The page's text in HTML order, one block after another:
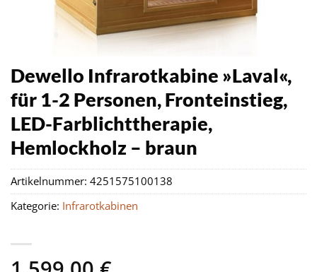
Dewello Infrarotkabine »Laval«,
für 1-2 Personen, Fronteinstieg,
LED-Farblichttherapie,
Hemlockholz – braun
Artikelnummer: 4251575100138
Kategorie: Infrarotkabinen